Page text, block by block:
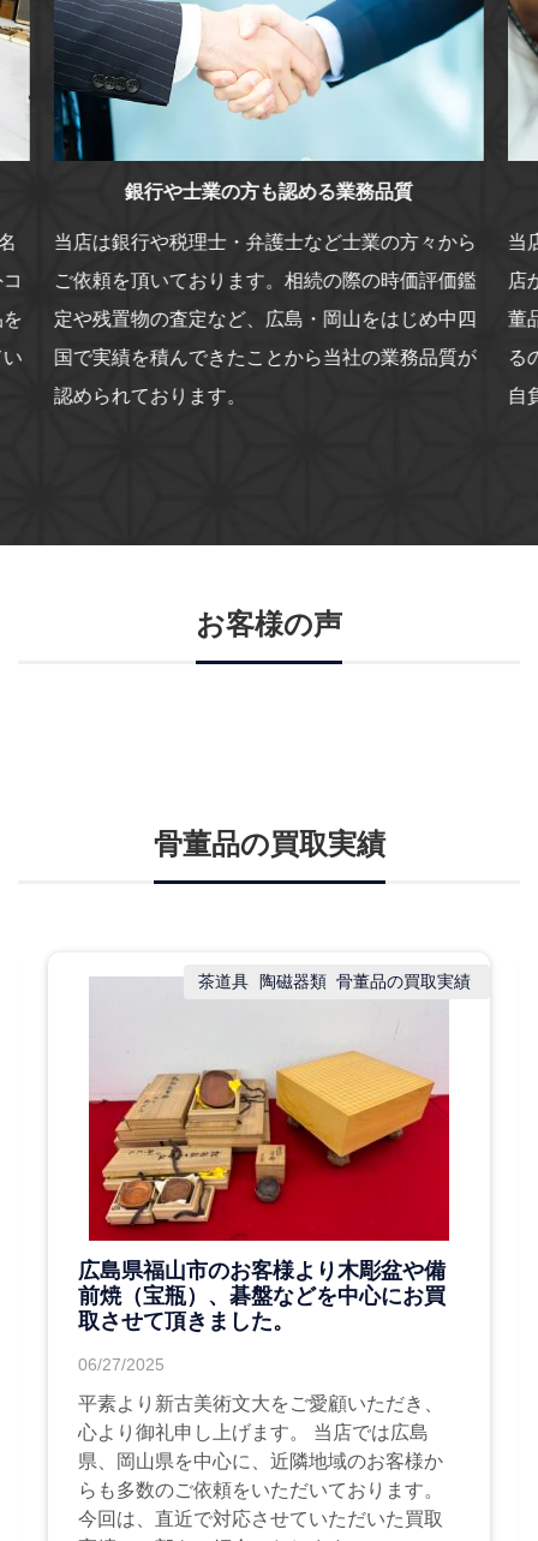
銀行や士業の方も認める業務品質
当店は銀行や税理士・弁護士など士業の方々から
ご依頼を頂いております。相続の際の時価評価鑑
定や残置物の査定など、広島・岡山をはじめ中四
国で実績を積んできたことから当社の業務品質が
認められております。
当
店
董
る
自
お客様の声
骨董品の買取実績
茶道具 陶磁器類 骨董品の買取実績
広島県福山市のお客様より木彫盆や備
前焼（宝瓶）、碁盤などを中心にお買
取させて頂きました。
06/27/2025
平素より新古美術文大をご愛顧いただき、
心より御礼申し上げます。 当店では広島
県、岡山県を中心に、近隣地域のお客様か
らも多数のご依頼をいただいております。
今回は、直近で対応させていただいた買取